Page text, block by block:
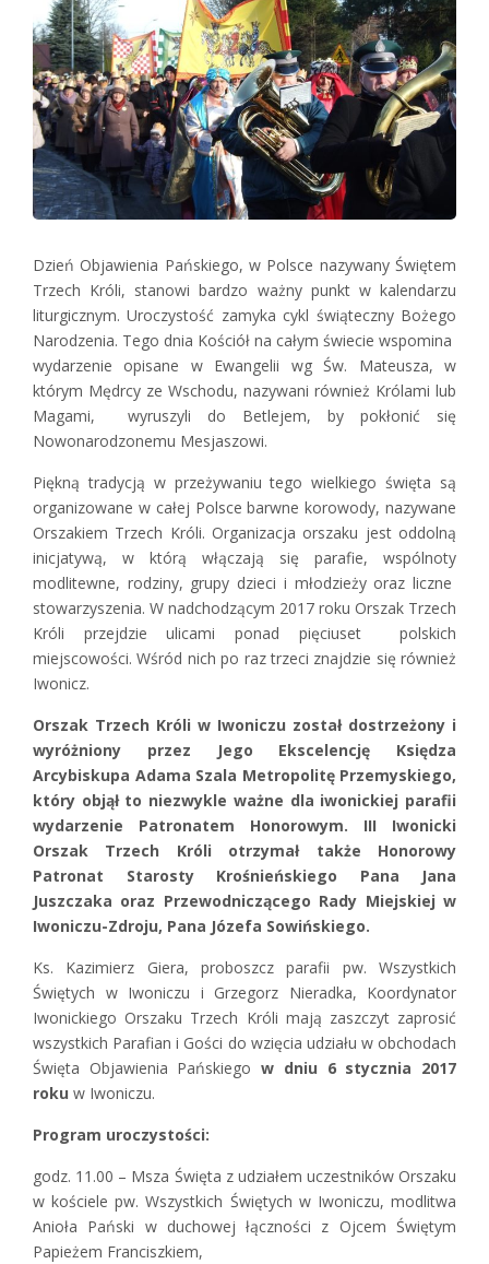
Dzień Objawienia Pańskiego, w Polsce nazywany Świętem
Trzech Króli, stanowi bardzo ważny punkt w kalendarzu
liturgicznym. Uroczystość zamyka cykl świąteczny Bożego
Narodzenia. Tego dnia Kościół na całym świecie wspomina
wydarzenie opisane w Ewangelii wg Św. Mateusza, w
którym Mędrcy ze Wschodu, nazywani również Królami lub
Magami, wyruszyli do Betlejem, by pokłonić się
Nowonarodzonemu Mesjaszowi.
Piękną tradycją w przeżywaniu tego wielkiego święta są
organizowane w całej Polsce barwne korowody, nazywane
Orszakiem Trzech Króli. Organizacja orszaku jest oddolną
inicjatywą, w którą włączają się parafie, wspólnoty
modlitewne, rodziny, grupy dzieci i młodzieży oraz liczne
stowarzyszenia. W nadchodzącym 2017 roku Orszak Trzech
Króli przejdzie ulicami ponad pięciuset polskich
miejscowości. Wśród nich po raz trzeci znajdzie się również
Iwonicz.
Orszak Trzech Króli w Iwoniczu został dostrzeżony i
wyróżniony przez Jego Ekscelencję Księdza
Arcybiskupa Adama Szala Metropolitę Przemyskiego,
który objął to niezwykle ważne dla iwonickiej parafii
wydarzenie Patronatem Honorowym. III Iwonicki
Orszak Trzech Króli otrzymał także Honorowy
Patronat Starosty Krośnieńskiego Pana Jana
Juszczaka oraz Przewodniczącego Rady Miejskiej w
Iwoniczu-Zdroju, Pana Józefa Sowińskiego.
Ks. Kazimierz Giera, proboszcz parafii pw. Wszystkich
Świętych w Iwoniczu i Grzegorz Nieradka, Koordynator
Iwonickiego Orszaku Trzech Króli mają zaszczyt zaprosić
wszystkich Parafian i Gości do wzięcia udziału w obchodach
Święta Objawienia Pańskiegow dniu 6 stycznia 2017
roku w Iwoniczu.
Program uroczystości:
godz. 11.00 – Msza Święta z udziałem uczestników Orszaku
w kościele pw. Wszystkich Świętych w Iwoniczu, modlitwa
Anioła Pański w duchowej łączności z Ojcem Świętym
Papieżem Franciszkiem,